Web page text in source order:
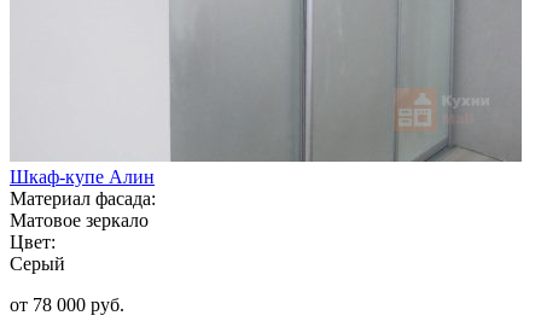
Шкаф-купе Алин
Материал фасада:
Матовое зеркало
Цвет:
Серый
от 78 000 руб.